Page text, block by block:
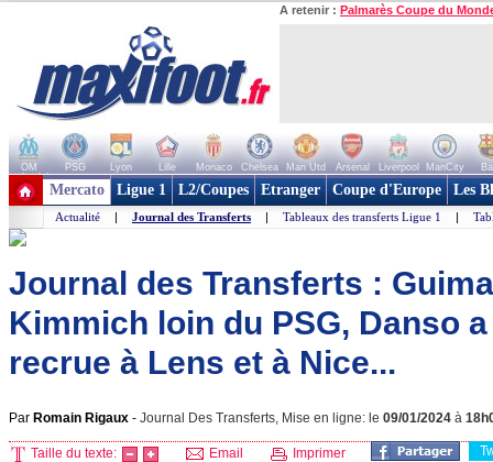
A retenir : Palmarès Coupe du
OM PSG Lyon Lille Monaco Chelsea Man Utd Arsenal Liverpool ManCity
+ de clubs
Mercato Ligue 1 L2/Coupes Etranger Coupe d'Europe Les
Actualité | Journal des Transferts | Tableaux des transferts Ligue 1 |
Journal des Transferts :
Kimmich loin du PSG, Danso
recrue à Lens et à Nice...
Par Romain Rigaux - Journal Des Transferts, Mise en ligne: le 09/01/2024 à
Taille du texte: Email Imprimer